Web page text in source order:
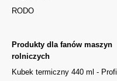
RODO
Produkty dla fanów maszyn
rolniczych
Kubek termiczny 440 ml - Profi